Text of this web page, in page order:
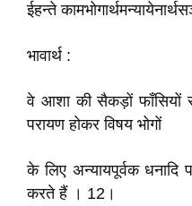
ईहन्ते
भावार्थ :
वे आशा की सैकड़ों
परायण होकर विषय भोगों
के लिए अन्यायपूर्वक धनादि
करते हैं । 12।